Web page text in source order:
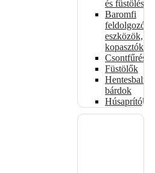
és füstöléshez
Baromfi
feldolgozó
eszközök,
kopasztók
Csontfűrészek
Füstölők
Hentesbalták,
bárdok
Húsaprítók